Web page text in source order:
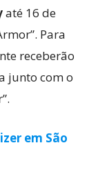
até 16 de
Para
receberão
junto com o
em São